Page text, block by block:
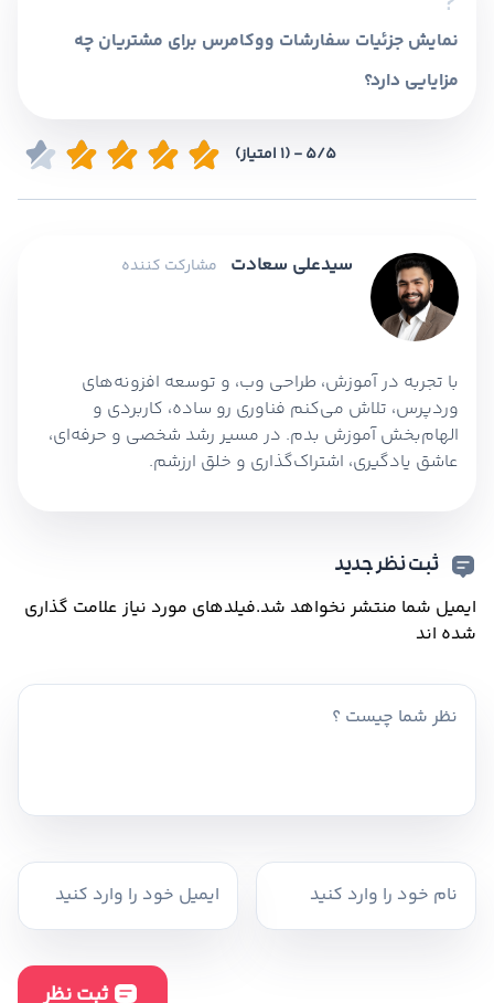
سفارشی‌سازی قالب استفاده کنید.
نمایش جزئیات سفارشات ووکامرس برای مشتریان چه
مزایایی دارد؟
ارائه صفحه‌ای که مشتریان بتوانند به راحتی جزئیات
سفارشات خود را مشاهده کنند، شفافیت فروشگاه را
مکرر مشتریان درباره وضعیت سفارش کمک می‌کند.
5/5 - (1 امتیاز)
سیدعلی سعادت مشارکت کننده
با تجربه در آموزش، طراحی وب، و توسعه افزونه‌های
وردپرس، تلاش می‌کنم فناوری رو ساده، کاربردی و
الهام‌بخش آموزش بدم. در مسیر رشد شخصی و حرفه‌ای،
عاشق یادگیری، اشتراک‌گذاری و خلق ارزشم.
ثبت نظر جدید
ایمیل شما منتشر نخواهد شد.فیلدهای مورد نیاز علامت گذاری
شده اند